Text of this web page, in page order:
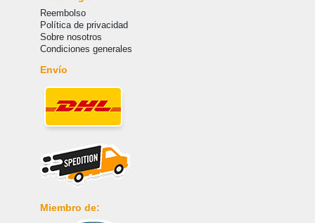
Reembolso
Política de privacidad
Sobre nosotros
Condiciones generales
Envío
Miembro de: